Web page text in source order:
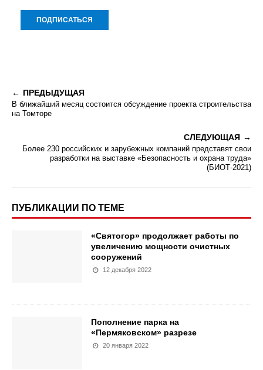
ПРЕДЫДУЩАЯ
В ближайший месяц состоится обсуждение проекта строительства
на Томторе
СЛЕДУЮЩАЯ
Более 230 российских и зарубежных компаний представят свои
разработки на выставке «Безопасность и охрана труда»
(БИОТ-2021)
ПУБЛИКАЦИИ ПО ТЕМЕ
«Святогор» продолжает работы по
увеличению мощности очистных
сооружений
12 декабря 2022
Пополнение парка на
«Пермяковском» разрезе
20 января 2022